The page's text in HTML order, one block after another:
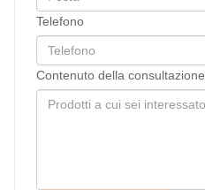
Telefono
Contenuto della consultazione